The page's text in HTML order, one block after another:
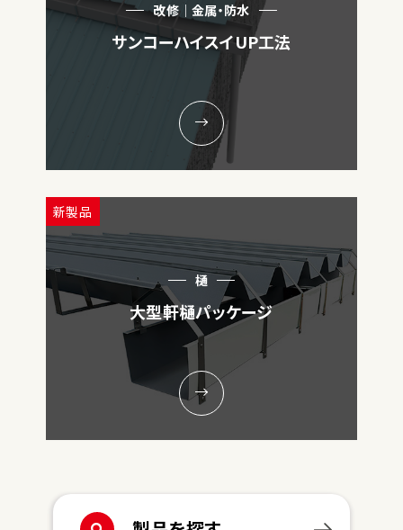
改修｜金属・防水
サンコーハイスイUP工法
新製品
樋
大型軒樋パッケージ